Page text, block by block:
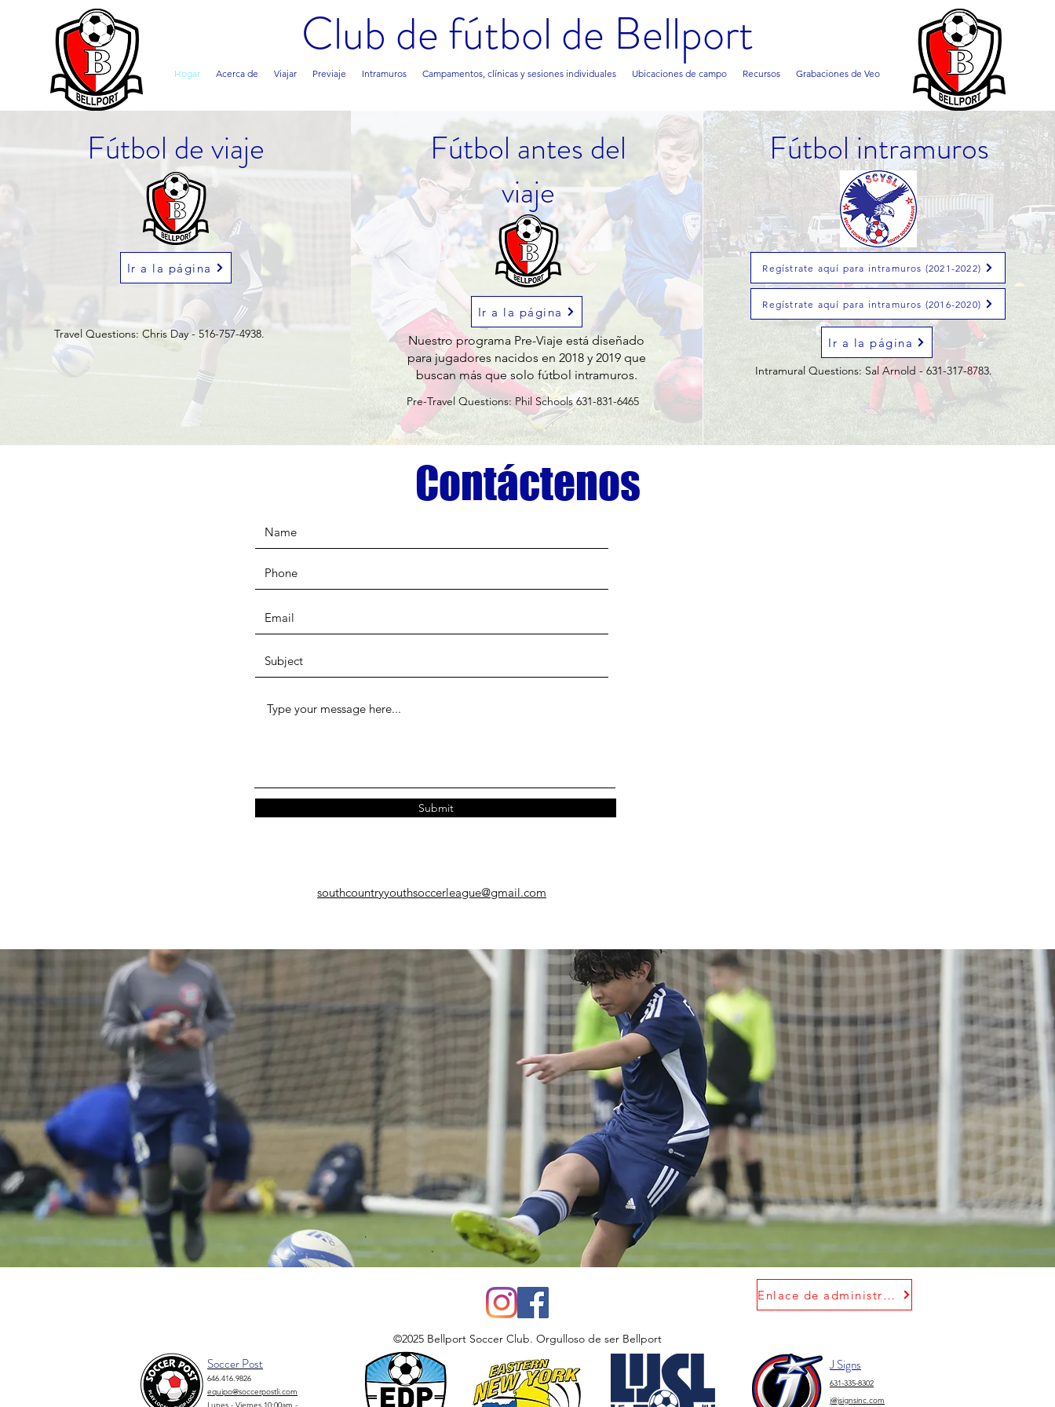
Club de fútbol de Bellport
Hogar Acerca de Viajar Previaje Intramuros Campamentos, clínicas y sesiones individuales Ubicaciones de campo Recursos Grabaciones de Veo
Fútbol de viaje
Ir a la página
Travel Questions: Chris Day - 516-757-4938.
Fútbol antes del
viaje
Ir a la página
Nuestro programa Pre-Viaje está diseñado
para jugadores nacidos en 2018 y 2019 que
buscan más que solo fútbol intramuros.
Pre-Travel Questions: Phil Schools 631-831-6465
Fútbol intramuros
Regístrate aquí para intramuros (2021-2022)
Regístrate aquí para intramuros (2016-2020)
Ir a la página
Intramural Questions: Sal Arnold - 631-317-8783.
Contáctenos
Submit
southcountryyouthsoccerleague@gmail.com
Enlace de administración de GotSport
©2025 Bellport Soccer Club. Orgulloso de ser Bellport
Soccer Post
646.416.9826
equipo@soccerpostli.com
J Signs
631-335-8302
j@jsignsinc.com